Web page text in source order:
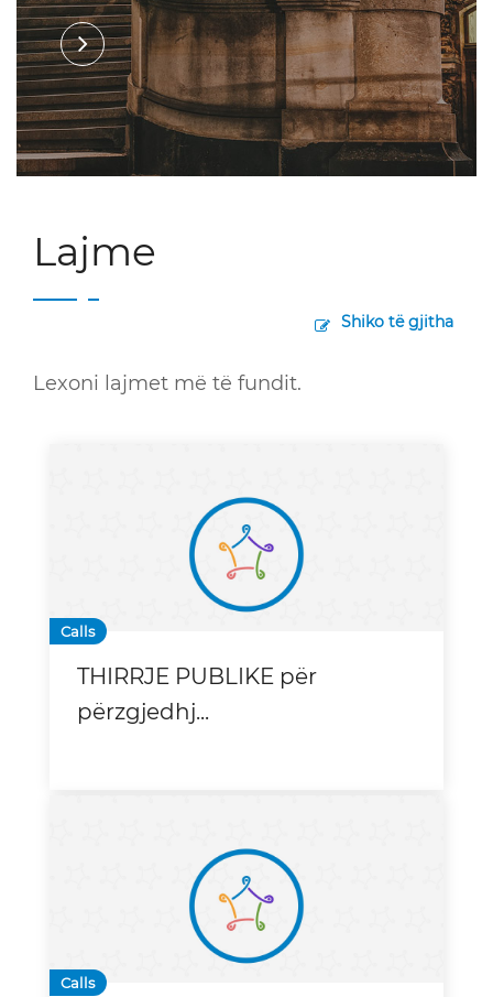
Lajme
Shiko të gjitha
Lexoni lajmet më të fundit.
Calls
THIRRJE PUBLIKE për
përzgjedhj...
Calls